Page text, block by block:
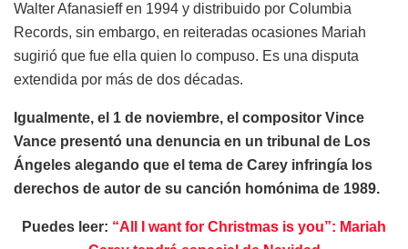
Walter Afanasieff en 1994 y distribuido por Columbia
Records, sin embargo, en reiteradas ocasiones Mariah
sugirió que fue ella quien lo compuso. Es una disputa
extendida por más de dos décadas.
Igualmente, el 1 de noviembre, el compositor Vince
Vance presentó una denuncia en un tribunal de Los
Ángeles alegando que el tema de Carey infringía los
derechos de autor de su canción homónima de 1989.
Puedes leer: “All I want for Christmas is you”: Mariah